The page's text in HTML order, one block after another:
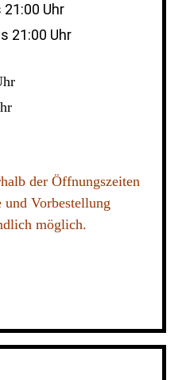
Uhr
21:00 Uhr
21.00 Uhr
der Öffnungszeiten
Vorbestellung
möglich.